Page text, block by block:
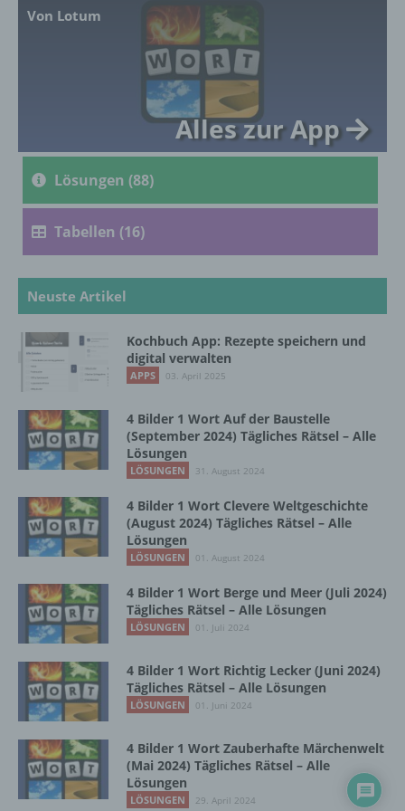
Von Lotum
Alles zur App
Lösungen (88)
Tabellen (16)
Neuste Artikel
Kochbuch App: Rezepte speichern und
digital verwalten
APPS 03. April 2025
4 Bilder 1 Wort Auf der Baustelle
(September 2024) Tägliches Rätsel – Alle
Lösungen
LÖSUNGEN 31. August 2024
4 Bilder 1 Wort Clevere Weltgeschichte
(August 2024) Tägliches Rätsel – Alle
Lösungen
LÖSUNGEN 01. August 2024
4 Bilder 1 Wort Berge und Meer (Juli 2024)
Tägliches Rätsel – Alle Lösungen
LÖSUNGEN 01. Juli 2024
4 Bilder 1 Wort Richtig Lecker (Juni 2024)
Tägliches Rätsel – Alle Lösungen
LÖSUNGEN 01. Juni 2024
4 Bilder 1 Wort Zauberhafte Märchenwelt
(Mai 2024) Tägliches Rätsel – Alle
Lösungen
LÖSUNGEN 29. April 2024
genetischen, psychischen, wirtschaftlichen,
kulturellen oder sozialen Identität dieser
natürlichen Person sind, identifiziert werden
b) betroffene Person
Betroffene Person ist jede identifizierte oder
Verarbeitung Verantwortlichen verarbeitet
c) Verarbeitung
Verarbeitung ist jeder mit oder ohne Hilfe
automatisierter Verfahren ausgeführte
Zusammenhang mit personenbezogenen
Daten wie das Erheben, das Erfassen, die
Organisation, das Ordnen, die Speicherung,
die Anpassung oder Veränderung, das
Auslesen, das Abfragen, die Verwendung,
die Offenlegung durch Übermittlung,
Verbreitung oder eine andere Form der
Bereitstellung, den Abgleich oder die
Verknüpfung, die Einschränkung, das
d) Einschränkung der Verarbeitung
Einschränkung der Verarbeitung ist die
Markierung gespeicherter
personenbezogener Daten mit dem Ziel, ihre
e) Profiling